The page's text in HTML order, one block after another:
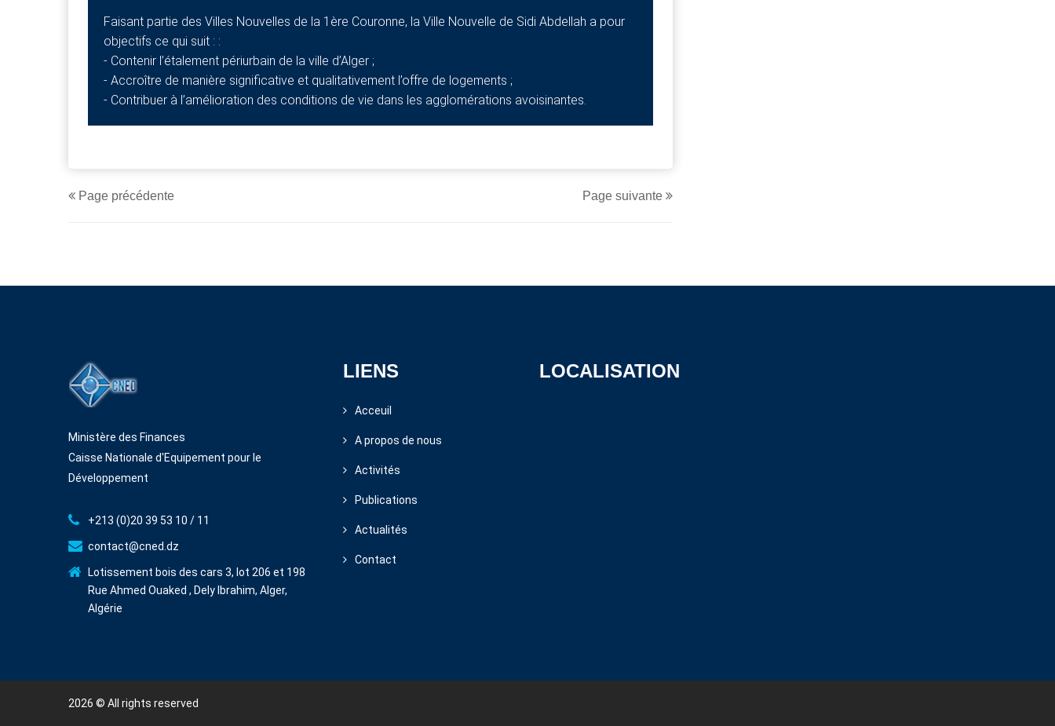
Faisant partie des Villes Nouvelles de la 1ère Couronne, la Ville Nouvelle de Sidi Abdellah a pour
objectifs ce qui suit : :
- Contenir l’étalement périurbain de la ville d’Alger ;
- Accroître de manière significative et qualitativement l’offre de logements ;
- Contribuer à l’amélioration des conditions de vie dans les agglomérations avoisinantes.
Page précédente Page suivante
Ministère des Finances
Caisse Nationale d'Equipement pour le
Développement
+213 (0)20 39 53 10 / 11
contact@cned.dz
Lotissement bois des cars 3, lot 206 et 198
Rue Ahmed Ouaked , Dely Ibrahim, Alger,
Algérie
LIENS
Acceuil
A propos de nous
Activités
Publications
Actualités
Contact
LOCALISATION
2026 © All rights reserved